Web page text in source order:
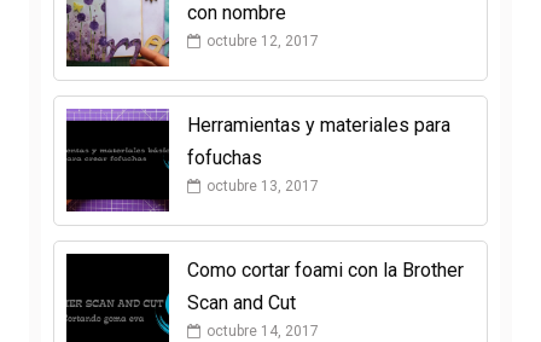
con nombre
octubre 12, 2017
Herramientas y materiales para
fofuchas
octubre 13, 2017
Como cortar foami con la Brother
Scan and Cut
octubre 14, 2017